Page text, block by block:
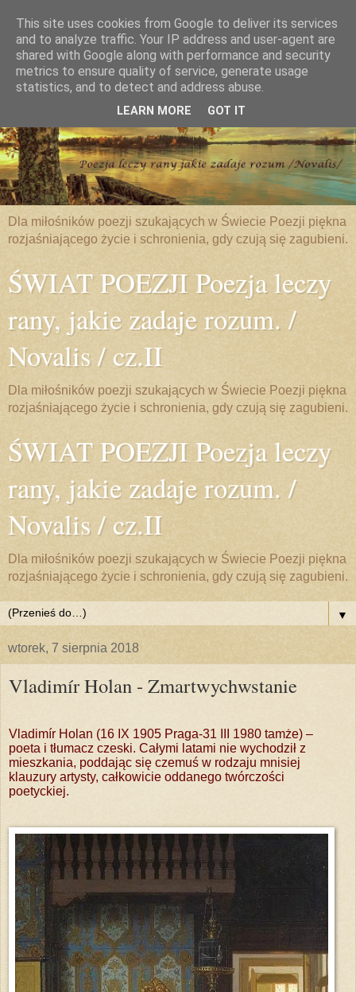
Dla miłośników poezji szukających w Świecie Poezji piękna
rozjaśniającego życie i schronienia, gdy czują się zagubieni.
ŚWIAT POEZJI Poezja leczy
rany, jakie zadaje rozum. /
Novalis / cz.II
Dla miłośników poezji szukających w Świecie Poezji piękna
rozjaśniającego życie i schronienia, gdy czują się zagubieni.
ŚWIAT POEZJI Poezja leczy
rany, jakie zadaje rozum. /
Novalis / cz.II
Dla miłośników poezji szukających w Świecie Poezji piękna
rozjaśniającego życie i schronienia, gdy czują się zagubieni.
▼
wtorek, 7 sierpnia 2018
Vladimír Holan - Zmartwychwstanie
Vladimír Holan (16 IX 1905 Praga-31 III 1980 tamże) –
poeta i tłumacz czeski. Całymi latami nie wychodził z
mieszkania, poddając się czemuś w rodzaju mnisiej
klauzury artysty, całkowicie oddanego twórczości
poetyckiej.
This site uses cookies from Google to deliver its services
and to analyze traffic. Your IP address and user-agent are
shared with Google along with performance and security
metrics to ensure quality of service, generate usage
statistics, and to detect and address abuse.
LEARN MORE GOT IT